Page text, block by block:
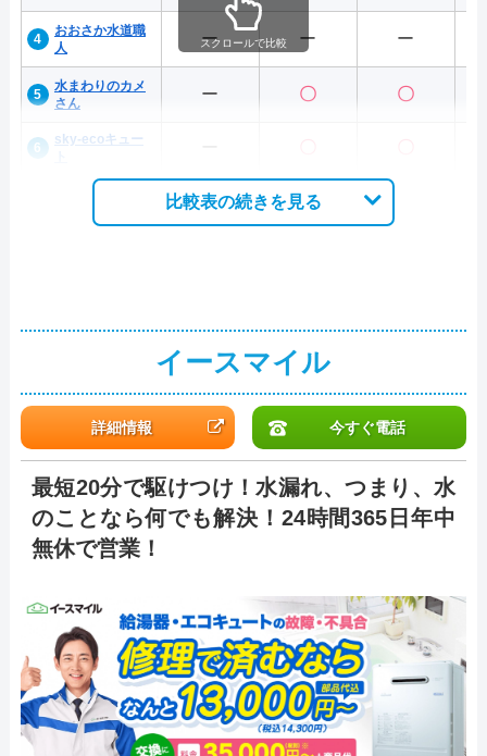
おおさか水道職
人
ー ー ー
水まわりのカメ
さん
ー 〇 〇
sky-ecoキュー
スクロールで比較
比較表の続きを見る
イースマイル
詳細情報 今すぐ電話
最短20分で駆けつけ！水漏れ、つまり、水
のことなら何でも解決！24時間365日年中
無休で営業！